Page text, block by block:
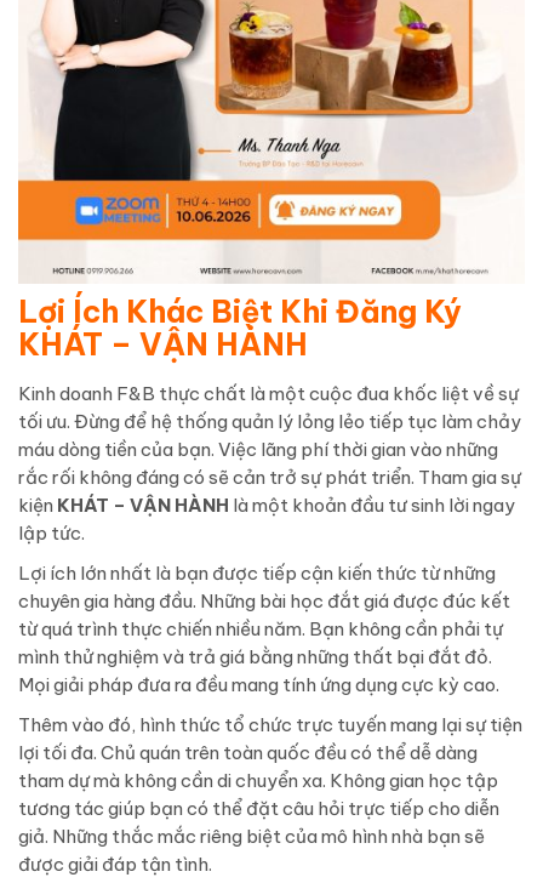
Lợi Ích Khác Biệt Khi Đăng Ký
KHÁT – VẬN HÀNH
Kinh doanh F&B thực chất là một cuộc đua khốc liệt về sự
tối ưu. Đừng để hệ thống quản lý lỏng lẻo tiếp tục làm chảy
máu dòng tiền của bạn. Việc lãng phí thời gian vào những
rắc rối không đáng có sẽ cản trở sự phát triển. Tham gia sự
kiện KHÁT – VẬN HÀNH là một khoản đầu tư sinh lời ngay
lập tức.
Lợi ích lớn nhất là bạn được tiếp cận kiến thức từ những
chuyên gia hàng đầu. Những bài học đắt giá được đúc kết
từ quá trình thực chiến nhiều năm. Bạn không cần phải tự
mình thử nghiệm và trả giá bằng những thất bại đắt đỏ.
Mọi giải pháp đưa ra đều mang tính ứng dụng cực kỳ cao.
Thêm vào đó, hình thức tổ chức trực tuyến mang lại sự tiện
lợi tối đa. Chủ quán trên toàn quốc đều có thể dễ dàng
tham dự mà không cần di chuyển xa. Không gian học tập
tương tác giúp bạn có thể đặt câu hỏi trực tiếp cho diễn
giả. Những thắc mắc riêng biệt của mô hình nhà bạn sẽ
được giải đáp tận tình.